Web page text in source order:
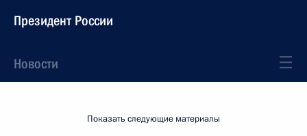
Президент России
Новости
Показать следующие материалы